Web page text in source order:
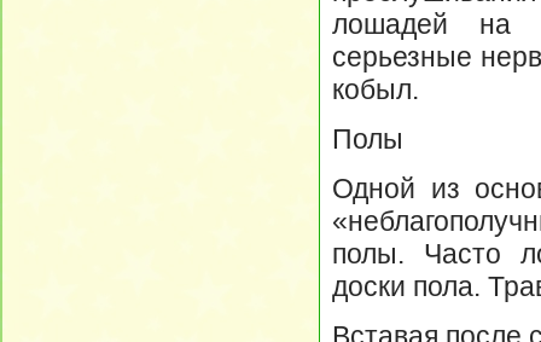
лошадей на
серьезные
кобыл.
Полы
Одной из
полы. Часто
доски пола.